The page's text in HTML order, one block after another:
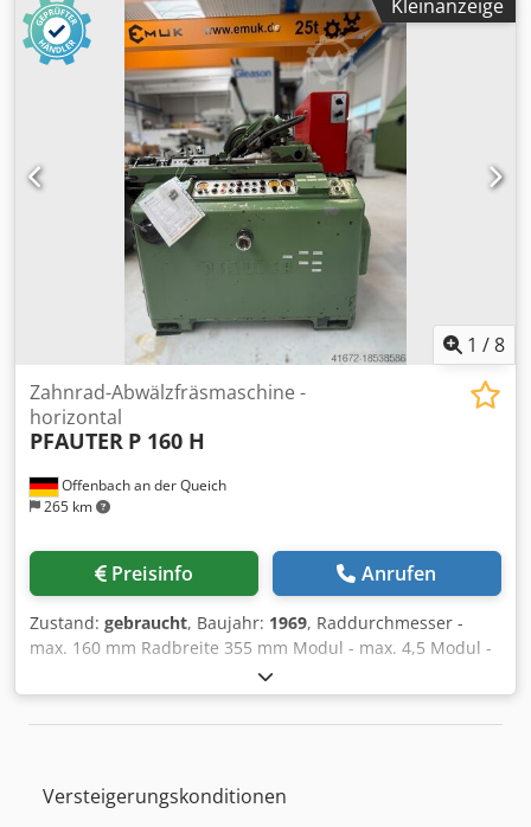
Z-Achse Schlittengrundplatte: 80 mm/sec Platzbedarf L x B
x H (ungefähr): 4,75 x 3,40 x 2,54 m / 188" x 134" x 100"
Gewicht der Maschine (ungefähr): 10980 kg / 24,156#
Teilraddurchmesser 2200 mm Tischdurchmesser 2500 mm
Tischbohrung Durchmesser / Tiefe 800 / 875 mm max.
Tischbelastung 40000 kg Tischdrehzahl 4,5 min-1
Einspannlänge max. 375 mm Einspanndurchmesser max.
350 mm Fräser Durchmesser max. 2800 mm
Fräserdornkegel HSK-B160 Schwenkbereich Fräskopf +
30/-45° Abstand Fräser - Werkstück 615 / 1600 mm
Maschinengewicht ca. 57 t Schlittenantriebe: - Vorschub -
& Eilganggeschwindigkeit: - axial 4000 mm/min - radial
3000 mm/min - tangential 3000 mm/min
Ausstattung/Zubehör: - Innenfräskopf IFK2 - Fräsdorn mit
Distanzscheiben - Späneförderer - Ölnebelabsaugung -
technische Dokumentation
Kleinanzeige
1 /8
Offenbach an der Queich
265 km
Zahnrad-Abwälzfräsmaschine -
horizontal
PFAUTER P 160 H
Preisinfo Anrufen
Zustand: gebraucht, Baujahr: 1969, Raddurchmesser -
max. 160 mm Radbreite 355 mm Modul - max. 4,5 Modul -
min. 0,5 Spitzenweite 450 mm Gesamtleistungsbedarf 11
kW Maschinengewicht ca. 3,8 t Raumbedarf ca. 2x17,1,6 m
Raddurchmesser - max. 160,175 mm Radbreite 355 mm
mm Dodpfjvz Ec Iox Acbsck Fräserlänge max. 105 mm
Versteigerungskonditionen